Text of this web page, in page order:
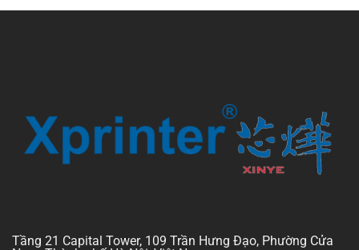
5
Tầng 21 Capital Tower, 109 Trần Hưng Đạo, Phường Cửa